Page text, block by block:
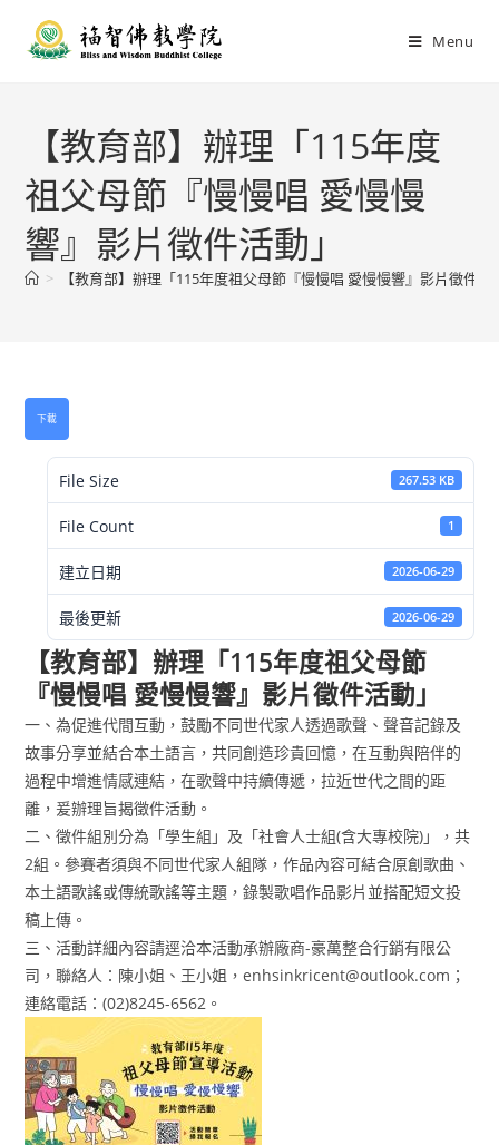
Menu
【教育部】辦理「115年度
祖父母節『慢慢唱 愛慢慢
響』影片徵件活動」
> 【教育部】辦理「115年度祖父母節『慢慢唱 愛慢慢響』影片徵件活
下載
File Size 267.53 KB
File Count 1
建立日期 2026-06-29
最後更新 2026-06-29
【教育部】辦理「115年度祖父母節
『慢慢唱 愛慢慢響』影片徵件活動」
一、為促進代間互動，鼓勵不同世代家人透過歌聲、聲音記錄及
故事分享並結合本土語言，共同創造珍貴回憶，在互動與陪伴的
過程中增進情感連結，在歌聲中持續傳遞，拉近世代之間的距
離，爰辦理旨揭徵件活動。
二、徵件組別分為「學生組」及「社會人士組(含大專校院)」，共
2組。參賽者須與不同世代家人組隊，作品內容可結合原創歌曲、
本土語歌謠或傳統歌謠等主題，錄製歌唱作品影片並搭配短文投
稿上傳。
三、活動詳細內容請逕洽本活動承辦廠商-豪萬整合行銷有限公
司，聯絡人：陳小姐、王小姐，enhsinkricent@outlook.com；
連絡電話：(02)8245-6562。